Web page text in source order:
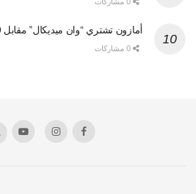
أمازون تشتري “وان ميديكال” مقابل 3.49 مليارات دولار